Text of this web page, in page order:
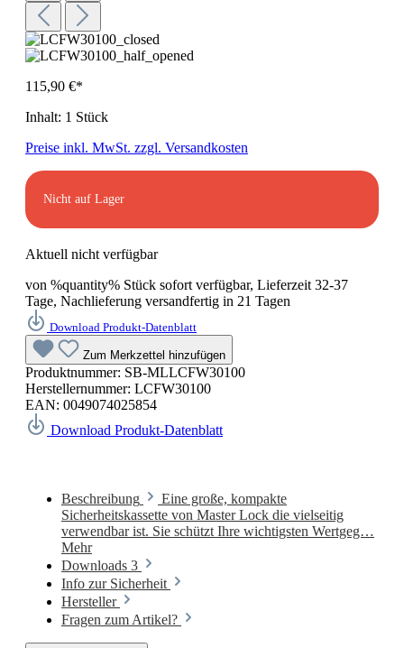
115,90 €*
Inhalt: 1 Stück
Preise inkl. MwSt. zzgl. Versandkosten
Nicht auf Lager
Aktuell nicht verfügbar
von %quantity% Stück sofort verfügbar, Lieferzeit 32-37
Tage, Nachlieferung versandfertig in 21 Tagen
Download Produkt-Datenblatt
Zum Merkzettel hinzufügen
Produktnummer: SB-MLLCFW30100
Herstellernummer: LCFW30100
EAN: 0049074025854
Download Produkt-Datenblatt
Beschreibung
Eine große, kompakte
Sicherheitskassette von Master Lock die vielseitig
verwendbar ist. Sie schützt Ihre wichtigsten Wertgeg…
Mehr
Downloads 3
Info zur Sicherheit
Hersteller
Fragen zum Artikel?